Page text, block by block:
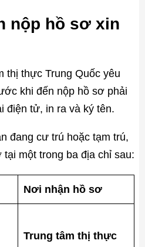
nộp hồ sơ xin
thị thực Trung Quốc yêu
khi đến nộp hồ sơ phải
điện tử, in ra và ký tên.
đang cư trú hoặc tạm trú,
một trong ba địa chỉ sau:
Nơi nhận hồ sơ
Trung tâm thị thực